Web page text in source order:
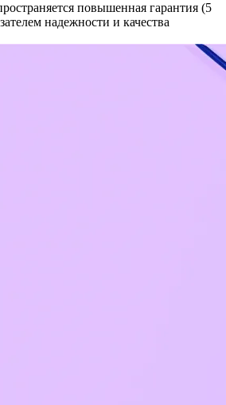
повышенная гарантия (5
надежности и качества